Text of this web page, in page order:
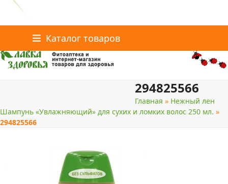
content
Каталог товаров
Доставка и оплата
Скидки
294825566
Главная » Нежный лен
Шампунь «Увлажняющий» для сухих и ломких волос 250 мл. »
294825566